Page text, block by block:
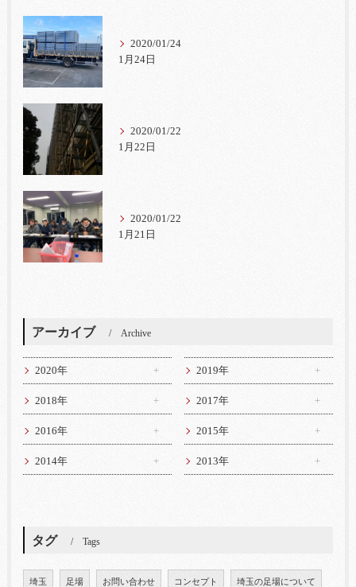
2020/01/24
1月24日
2020/01/22
1月22日
2020/01/22
1月21日
アーカイブ Archive
2020年 2019年
2018年 2017年
2016年 2015年
2014年 2013年
タグ Tags
埼玉 足場 お問い合わせ コンセプト 埼玉の足場について